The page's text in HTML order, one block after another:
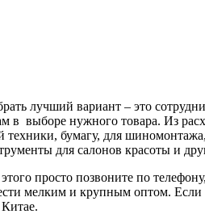
лучший вариант – это
в выборе нужного товара. Из
бумагу, для
для салонов красоты и
просто позвоните по телефону,
мелким и крупным оптом. Если